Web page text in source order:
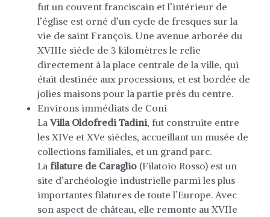
fut un couvent franciscain et l’intérieur de
l’église est orné d’un cycle de fresques sur la
vie de saint François. Une avenue arborée du
XVIIIe siècle de 3 kilomètres le relie
directement à la place centrale de la ville, qui
était destinée aux processions, et est bordée de
jolies maisons pour la partie près du centre.
Environs immédiats de Coni
La Villa Oldofredi Tadini, fut construite entre
les XIVe et XVe siècles, accueillant un musée de
collections familiales, et un grand parc.
La filature de Caraglio (Filatoio Rosso) est un
site d’archéologie industrielle parmi les plus
importantes filatures de toute l’Europe. Avec
son aspect de château, elle remonte au XVIIe